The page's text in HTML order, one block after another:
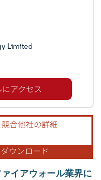
Limited
イアウォール業界に